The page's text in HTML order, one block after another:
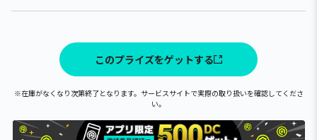
このプライズをゲットする
※在庫がなくなり次第終了となります。サービスサイトで実際の取り扱いを確認してくださ
い。